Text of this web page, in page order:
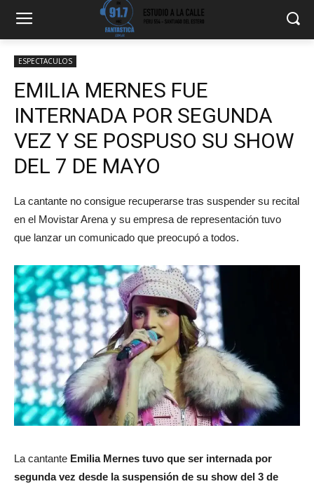
ESPECTACULOS
EMILIA MERNES FUE
INTERNADA POR SEGUNDA
VEZ Y SE POSPUSO SU SHOW
DEL 7 DE MAYO
La cantante no consigue recuperarse tras suspender su recital
en el Movistar Arena y su empresa de representación tuvo
que lanzar un comunicado que preocupó a todos.
La cantante Emilia Mernes tuvo que ser internada por
segunda vez desde la suspensión de su show del 3 de